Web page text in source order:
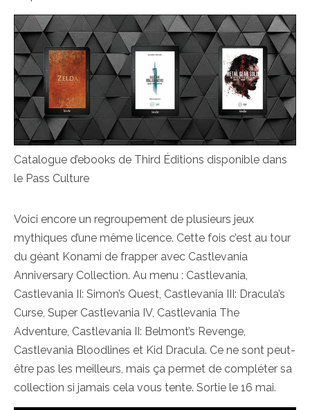
Catalogue d’ebooks de Third Éditions disponible dans
le Pass Culture
Voici encore un regroupement de plusieurs jeux
mythiques d’une même licence. Cette fois c’est au tour
du géant Konami de frapper avec Castlevania
Anniversary Collection. Au menu : Castlevania,
Castlevania II: Simon’s Quest, Castlevania III: Dracula’s
Curse, Super Castlevania IV, Castlevania The
Adventure, Castlevania II: Belmont’s Revenge,
Castlevania Bloodlines et Kid Dracula. Ce ne sont peut-
être pas les meilleurs, mais ça permet de compléter sa
collection si jamais cela vous tente. Sortie le 16 mai.